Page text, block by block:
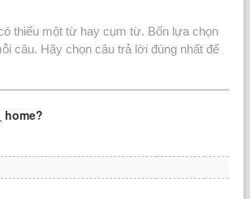
thiếu một từ hay cụm từ. Bốn lựa chọn
câu. Hãy chọn câu trả lời đúng nhất để
home?